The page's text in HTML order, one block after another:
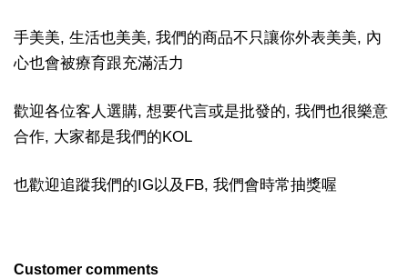
手美美, 生活也美美, 我們的商品不只讓你外表美美, 內
心也會被療育跟充滿活力
歡迎各位客人選購, 想要代言或是批發的, 我們也很樂意
合作, 大家都是我們的KOL
也歡迎追蹤我們的IG以及FB, 我們會時常抽獎喔
Customer comments